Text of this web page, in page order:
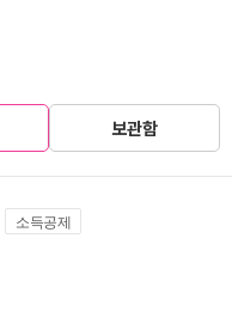
보관함
소득공제